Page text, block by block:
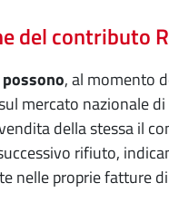
del contributo
possono, al momento
mercato nazionale di
della stessa il
rifiuto,
nelle proprie fatture